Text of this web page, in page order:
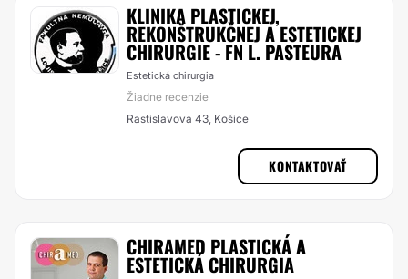
KLINIKA PLASTICKEJ,
REKONŠTRUKČNEJ A ESTETICKEJ
CHIRURGIE - FN L. PASTEURA
Estetická chirurgia
Žiadne recenzie
Rastislavova 43, Košice
KONTAKTOVAŤ
CHIRAMED PLASTICKÁ A
ESTETICKÁ CHIRURGIA